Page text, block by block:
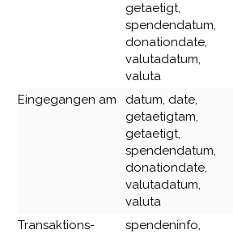
getaetigt,
spendendatum,
donationdate,
valutadatum,
valuta
Eingegangen am
datum, date,
getaetigtam,
getaetigt,
spendendatum,
donationdate,
valutadatum,
valuta
Transaktions-
spendeninfo,